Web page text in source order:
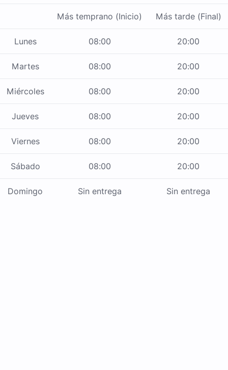
Más temprano (Inicio) Más tarde (Final)
Lunes 08:00 20:00
Martes 08:00 20:00
Miércoles 08:00 20:00
Jueves 08:00 20:00
Viernes 08:00 20:00
Sábado 08:00 20:00
Domingo Sin entrega Sin entrega